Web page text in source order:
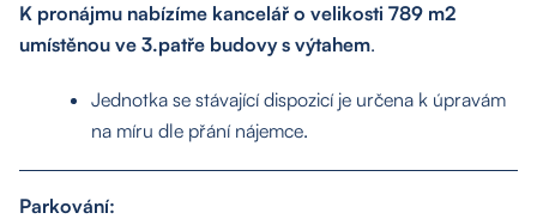
K pronájmu nabízíme kancelář o velikosti 789 m2
umístěnou ve 3.patře budovy s výtahem.
Jednotka se stávající dispozicí je určena k úpravám
na míru dle přání nájemce.
Parkování: